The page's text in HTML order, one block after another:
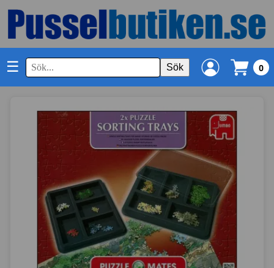
☰ Sök 0